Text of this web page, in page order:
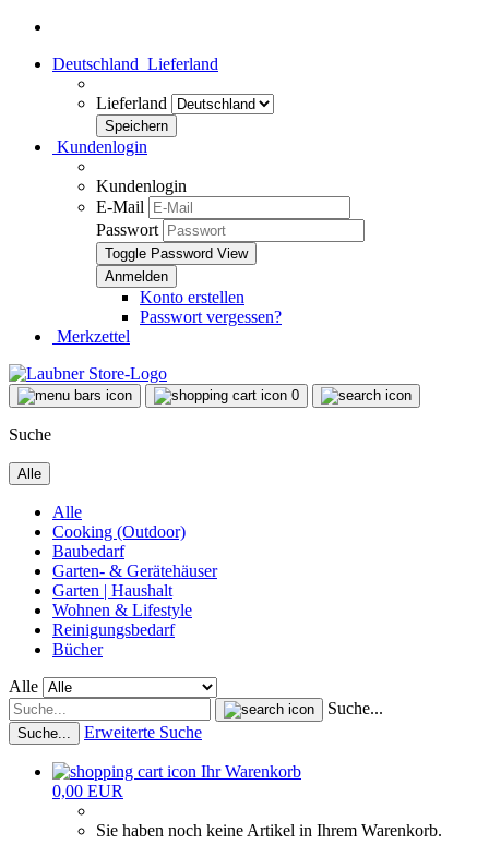
Deutschland Lieferland
Lieferland
Kundenlogin
Kundenlogin
E-Mail
Passwort
Toggle Password View
Konto erstellen
Passwort vergessen?
Merkzettel
0
Suche
Alle
Alle
Cooking (Outdoor)
Baubedarf
Garten- & Gerätehäuser
Garten | Haushalt
Wohnen & Lifestyle
Reinigungsbedarf
Bücher
Alle
Suche...
Suche... Erweiterte Suche
Ihr Warenkorb
0,00 EUR
Sie haben noch keine Artikel in Ihrem Warenkorb.